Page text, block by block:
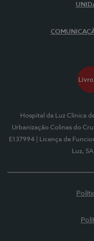
Hospital da Luz Clínica
Urbanização Colinas do
E137994
| Licença de
Luz, SA